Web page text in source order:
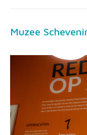
Muzee